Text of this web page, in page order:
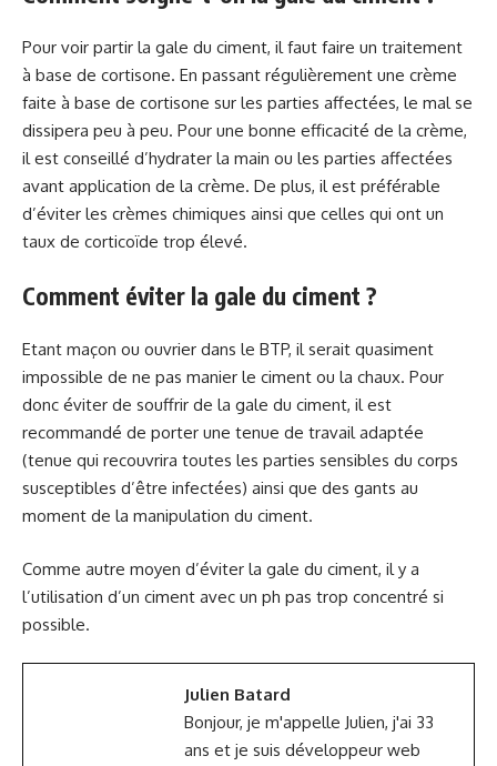
Pour voir partir la gale du ciment, il faut faire un traitement
à base de cortisone. En passant régulièrement une crème
faite à base de cortisone sur les parties affectées, le mal se
dissipera peu à peu. Pour une bonne efficacité de la crème,
il est conseillé d’hydrater la main ou les parties affectées
avant application de la crème. De plus, il est préférable
d’éviter les crèmes chimiques ainsi que celles qui ont un
taux de corticoïde trop élevé.
Comment éviter la gale du ciment ?
Etant maçon ou ouvrier dans le BTP, il serait quasiment
impossible de ne pas manier le ciment ou la chaux. Pour
donc éviter de souffrir de la gale du ciment, il est
recommandé de porter une tenue de travail adaptée
(tenue qui recouvrira toutes les parties sensibles du corps
susceptibles d’être infectées) ainsi que des gants au
moment de la manipulation du ciment.
Comme autre moyen d’éviter la gale du ciment, il y a
l’utilisation d’un ciment avec un ph pas trop concentré si
possible.
Julien Batard
Bonjour, je m'appelle Julien, j'ai 33
ans et je suis développeur web